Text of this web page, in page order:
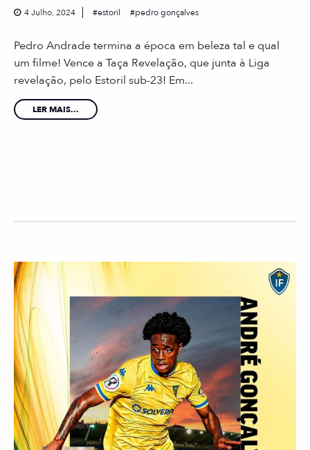
4 Julho, 2024 estoril pedro gonçalves
Pedro Andrade termina a época em beleza tal e qual
um filme! Vence a Taça Revelação, que junta à Liga
revelação, pelo Estoril sub-23! Em...
LER MAIS...